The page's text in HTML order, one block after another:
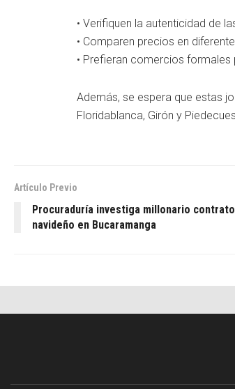
• Verifiquen la autenticidad de
• Comparen precios en
• Prefieran comercios
Además, se espera que estas
Floridablanca, Girón y
Artículo Previo
Procuraduría investiga millonario
navideño en Bucaramanga